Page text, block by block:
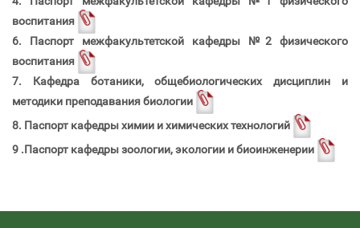
воспитания
6. Паспорт межфакультетской кафедры №2 физического
воспитания
7. Кафедра ботаники, общебиологических дисциплин и
методики преподавания биологии
8. Паспорт кафедры химии и химических технологий
9 .Паспорт кафедры зоологии, экологии и биоинженерии